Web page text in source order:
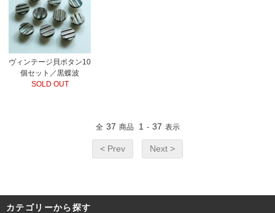
ヴィンテージ貝ボタン10
個セット／黒蝶波
SOLD OUT
全 37 商品 1 - 37 表示
< Prev Next >
カテゴリーから探す